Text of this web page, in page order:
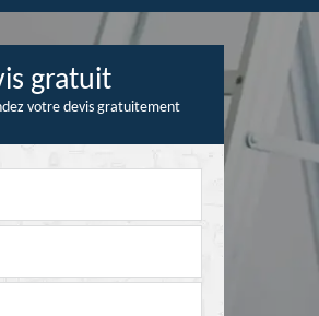
gratuit
votre devis gratuitement